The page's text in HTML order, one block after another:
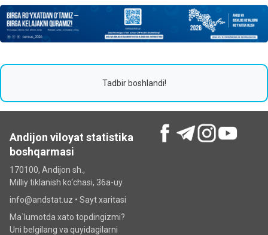
Tadbir boshlandi!
Andijon viloyat statistika
boshqarmasi
170100, Andijon sh.,
Milliy tiklanish ko‘chаsi, 36a-uy
info@andstat.uz • Sayt xaritasi
Ma`lumotda xato topdingizmi?
Uni belgilang va quyidagilarni